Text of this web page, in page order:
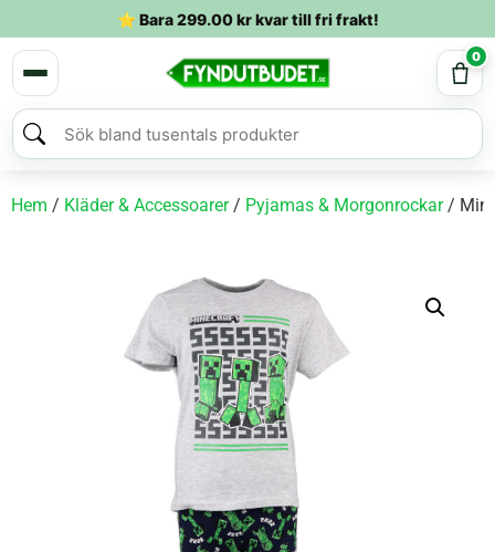
⭐ Bara299.00krkvar till fri frakt!
0
Hem / Kläder & Accessoarer/ Pyjamas & Morgonrockar/